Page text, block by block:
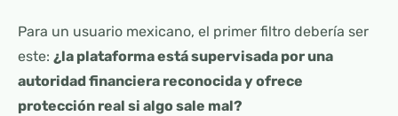
Para un usuario mexicano, el primer filtro debería ser
este: ¿la plataforma está supervisada por una
autoridad financiera reconocida y ofrece
protección real si algo sale mal?